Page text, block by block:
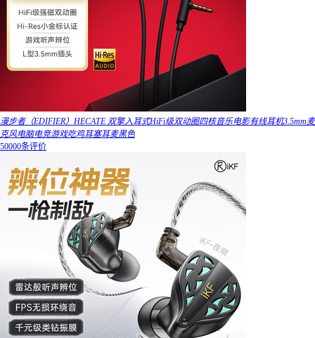
漫步者（EDIFIER）HECATE 双擎入耳式HiFi级双动圈四核音乐电影有线耳机3.5mm麦
克风电脑电竞游戏吃鸡耳塞耳麦黑色
50000条评价